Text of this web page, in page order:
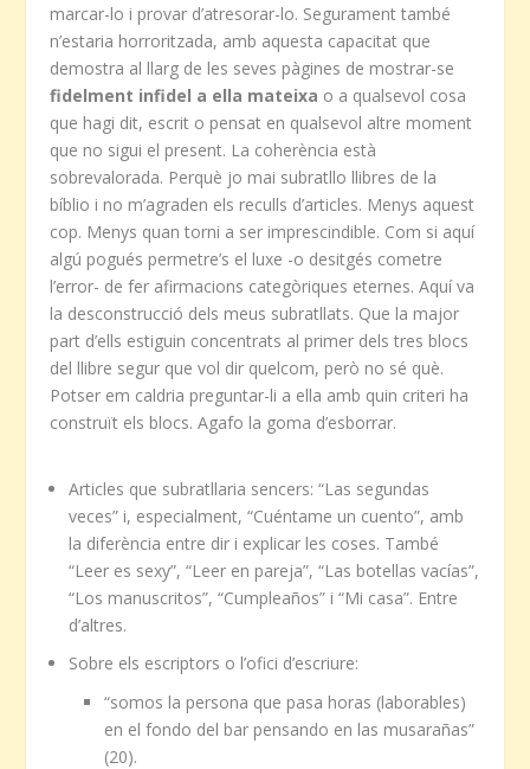
marcar-lo i provar d’atresorar-lo. Segurament també
n’estaria horroritzada, amb aquesta capacitat que
demostra al llarg de les seves pàgines de mostrar-se
fidelment infidel a ella mateixa o a qualsevol cosa
que hagi dit, escrit o pensat en qualsevol altre moment
que no sigui el present. La coherència està
sobrevalorada. Perquè jo mai subratllo llibres de la
bíblio i no m’agraden els reculls d’articles. Menys aquest
cop. Menys quan torni a ser imprescindible. Com si aquí
algú pogués permetre’s el luxe -o desitgés cometre
l’error- de fer afirmacions categòriques eternes. Aquí va
la desconstrucció dels meus subratllats. Que la major
part d’ells estiguin concentrats al primer dels tres blocs
del llibre segur que vol dir quelcom, però no sé què.
Potser em caldria preguntar-li a ella amb quin criteri ha
construït els blocs. Agafo la goma d’esborrar.
Articles que subratllaria sencers: “Las segundas
veces” i, especialment, “Cuéntame un cuento”, amb
la diferència entre dir i explicar les coses. També
“Leer es sexy”, “Leer en pareja”, “Las botellas vacías”,
“Los manuscritos”, “Cumpleaños” i “Mi casa”. Entre
d’altres.
Sobre els escriptors o l’ofici d’escriure:
“somos la persona que pasa horas (laborables)
en el fondo del bar pensando en las musarañas”
(20).